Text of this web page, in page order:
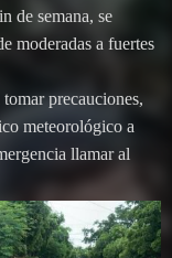
de semana, se
moderadas a fuertes
precauciones,
meteorológico a
llamar al